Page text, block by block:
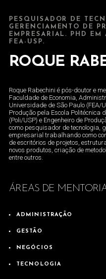
PESQUISADOR DE
GERENCIAMENTO DE
EMPRESARIAL. PHD
FEA-USP.
ROQUE
Roque Rabechini é pós-doutor e
Faculdade de Economia,
Universidade de São Paulo (FEA/
Produção pela Escola Politécnica
(Poli/USP) e Engenheiro de
como pesquisador de tecnologia,
empresarial trabalhando como
de escritórios de projetos,
novos produtos, criação de
entre outros.
ÁREAS DE
ADMINISTRAÇÃO
GESTÃO
NEGÓCIOS
TECNOLOGIA